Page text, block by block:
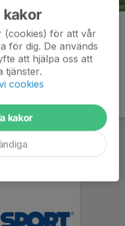
kakor
(cookies) för att vår
för dig. De används
att hjälpa oss att
tjänster.
cookies
kakor